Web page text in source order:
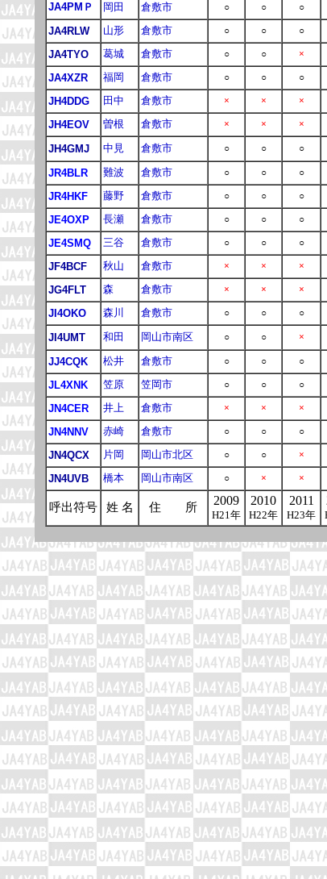
JA4PMＰ 岡田 倉敷市 ○ ○ ○
JA4RLW 山形 倉敷市 ○ ○ ○
JA4TYO 葛城 倉敷市 ○ ○ ×
JA4XZR 福岡 倉敷市 ○ ○ ○
JH4DDG 田中 倉敷市 × × ×
JH4EOV 曽根 倉敷市 × × ×
JH4GMJ 中見 倉敷市 ○ ○ ○
JR4BLR 難波 倉敷市 ○ ○ ○
JR4HKF 藤野 倉敷市 ○ ○ ○
JE4OXP 長瀬 倉敷市 ○ ○ ○
JE4SMQ 三谷 倉敷市 ○ ○ ○
JF4BCF 秋山 倉敷市 × × ×
JG4FLT 森 倉敷市 × × ×
JI4OKO 森川 倉敷市 ○ ○ ○
JI4UMT 和田 岡山市南区 ○ ○ ×
JJ4CQK 松井 倉敷市 ○ ○ ○
JL4XNK 笠原 笠岡市 ○ ○ ○
JN4CER 井上 倉敷市 × × ×
JN4NNV 赤崎 倉敷市 ○ ○ ○
JN4QCX 片岡 岡山市北区 ○ ○ ×
JN4UVB 橋本 岡山市南区 ○ × ×
呼出符号 姓 名 住 所 2009
H21年
2010
H22年
2011
H23年